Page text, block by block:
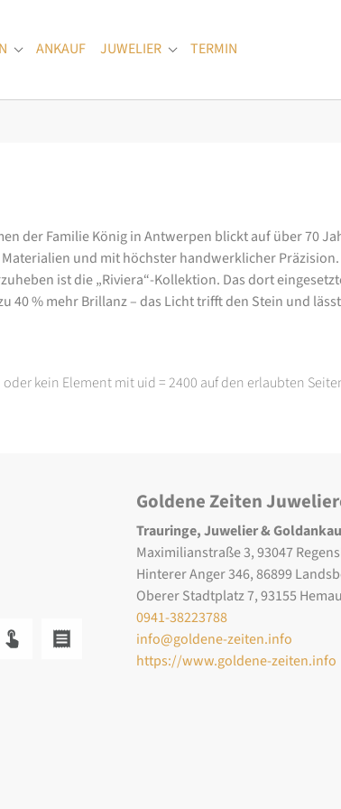
for "Schmuck"
Submenu for "Uhren"
ANKAUF JUWELIER Submenu for "Juwelier"
TERMIN
der Familie König in Antwerpen blickt auf über 70
und mit höchster handwerklicher Präzision.
ist die „Riviera“-Kollektion. Das dort
40 % mehr Brillanz – das Licht trifft den Stein und
kein Element mit uid = 2400 auf den erlaubten
Goldene Zeiten
Trauringe, Juwelier &
Maximilianstraße 3, 93047
Hinterer Anger 346, 86899
Oberer Stadtplatz 7, 93155 Hemau
0941-38223788
info@goldene-zeiten.info
https://www.goldene-zeiten.info